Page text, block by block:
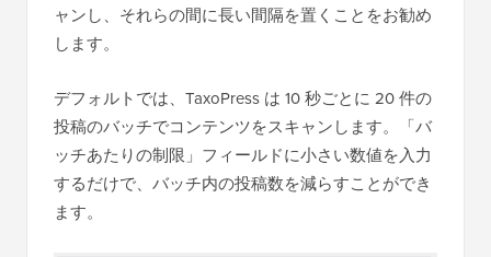
ャンし、それらの間に長い間隔を置くことをお勧め
します。
デフォルトでは、TaxoPress は 10 秒ごとに 20 件の
投稿のバッチでコンテンツをスキャンします。「バ
ッチあたりの制限」フィールドに小さい数値を入力
するだけで、バッチ内の投稿数を減らすことができ
ます。